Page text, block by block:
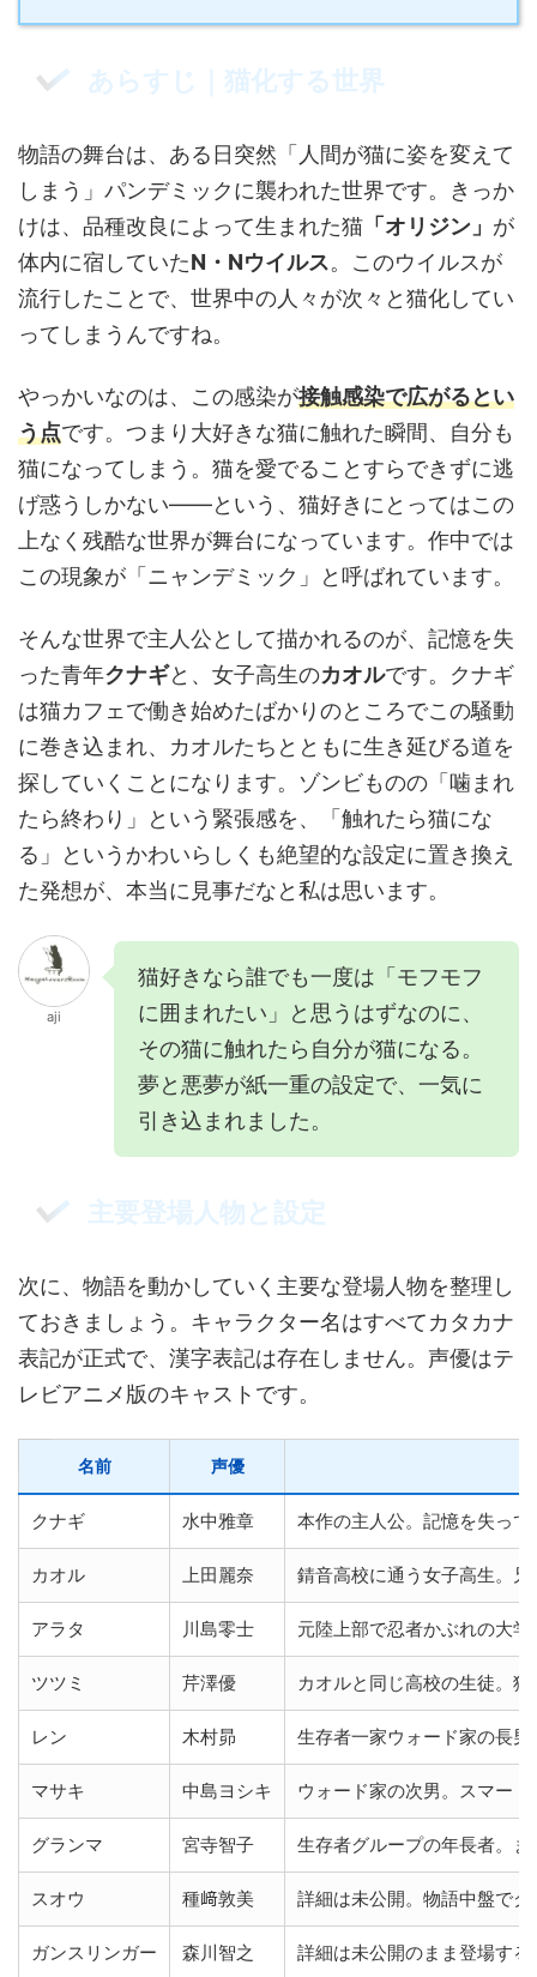
あらすじ｜猫化する世界
物語の舞台は、ある日突然「人間が猫に姿を変えて
しまう」パンデミックに襲われた世界です。きっか
けは、品種改良によって生まれた猫 「オリジン」 が
体内に宿していたN・Nウイルス。このウイルスが
流行したことで、世界中の人々が次々と猫化してい
ってしまうんですね。
やっかいなのは、この感染が接触感染で広がるとい
う点です。つまり大好きな猫に触れた瞬間、自分も
猫になってしまう。猫を愛でることすらできずに逃
げ惑うしかない——という、猫好きにとってはこの
上なく残酷な世界が舞台になっています。作中では
この現象が「ニャンデミック」と呼ばれています。
そんな世界で主人公として描かれるのが、記憶を失
った青年クナギと、女子高生のカオルです。クナギ
は猫カフェで働き始めたばかりのところでこの騒動
に巻き込まれ、カオルたちとともに生き延びる道を
探していくことになります。ゾンビものの「噛まれ
たら終わり」という緊張感を、「触れたら猫にな
る」というかわいらしくも絶望的な設定に置き換え
た発想が、本当に見事だなと私は思います。
aji
猫好きなら誰でも一度は「モフモフ
に囲まれたい」と思うはずなのに、
その猫に触れたら自分が猫になる。
夢と悪夢が紙一重の設定で、一気に
引き込まれました。
主要登場人物と設定
次に、物語を動かしていく主要な登場人物を整理し
ておきましょう。キャラクター名はすべてカタカナ
表記が正式で、漢字表記は存在しません。声優はテ
レビアニメ版のキャストです。
名前 声優
クナギ 水中雅章 本作の主人公。記憶を失っ
カオル 上田麗奈 錆音高校に通う女子高生。
アラタ 川島零士 元陸上部で忍者かぶれの大
ツツミ 芹澤優 カオルと同じ高校の生徒。
レン 木村昴 生存者一家ウォード家の長
マサキ 中島ヨシキ ウォード家の次男。スマー
グランマ 宮寺智子 生存者グループの年長者。
スオウ 種﨑敦美 詳細は未公開。物語中盤で
ガンスリンガー 森川智之 詳細は未公開のまま登場する